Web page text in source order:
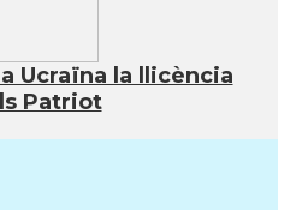
Ucraïna la llicència
Patriot